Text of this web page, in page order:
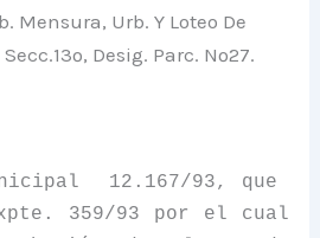
Mensura, Urb. Y Loteo De
Desig. Parc. Nº27.
12.167/93, que
359/93 por el cual